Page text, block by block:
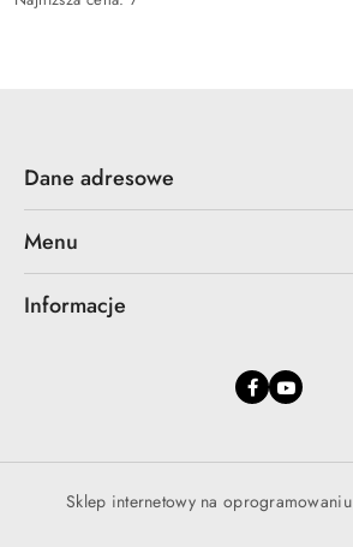
promocyjna:
Dane adresowe
Menu
Informacje
Sklep internetowy na oprogramowaniu